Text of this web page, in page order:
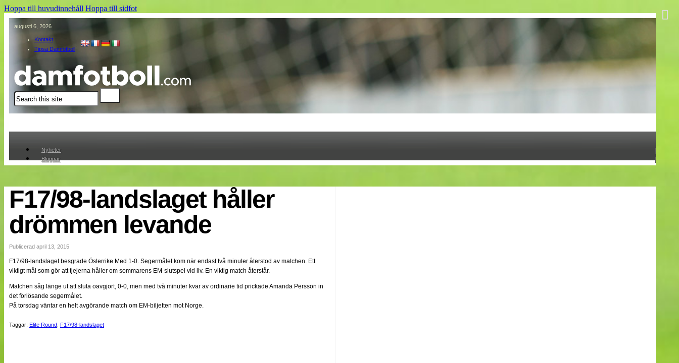
Hoppa till huvudinnehåll Hoppa till sidfot
augusti 6, 2026
Kontakt
Tipsa Damfotboll
Sök
Nyheter
Bloggar
Cuper
Medlemmar
Medlemsbilder
Om oss
NÄTverket
Nyheter
Bloggar
Lagen
Webb-TV
Cuper
Medlemsbilder
F17/98-landslaget håller
drömmen levande
Publicerad april 13, 2015
F17/98-landslaget besgrade Österrike Med 1-0. Segermålet kom när endast två minuter återstod av matchen. Ett
viktigt mål som gör att tjejerna håller om sommarens EM-slutspel vid liv. En viktig match återstår.
Matchen såg länge ut att sluta oavgjort, 0-0, men med två minuter kvar av ordinarie tid prickade Amanda Persson in
det förlösande segermålet.
På torsdag väntar en helt avgörande match om EM-biljetten mot Norge.
Taggar: Elite Round F17/98-landslaget